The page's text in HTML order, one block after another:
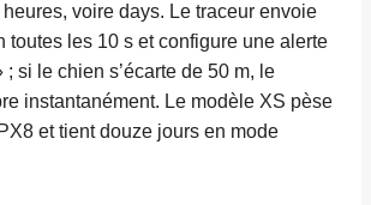
voire days. Le traceur envoie
toutes les 10 s et configure une alerte
; si le chien s’écarte de 50 m, le
instantanément. Le modèle XS pèse
et tient douze jours en mode